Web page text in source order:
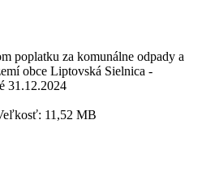
poplatku za komunálne odpady a
obce Liptovská Sielnica -
31.12.2024
11,52 MB